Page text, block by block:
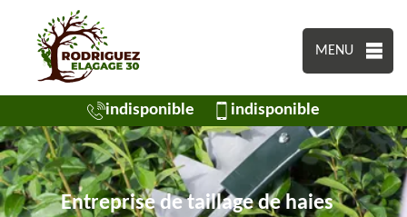
MENU
indisponible indisponible
Entreprise de taillage de haies